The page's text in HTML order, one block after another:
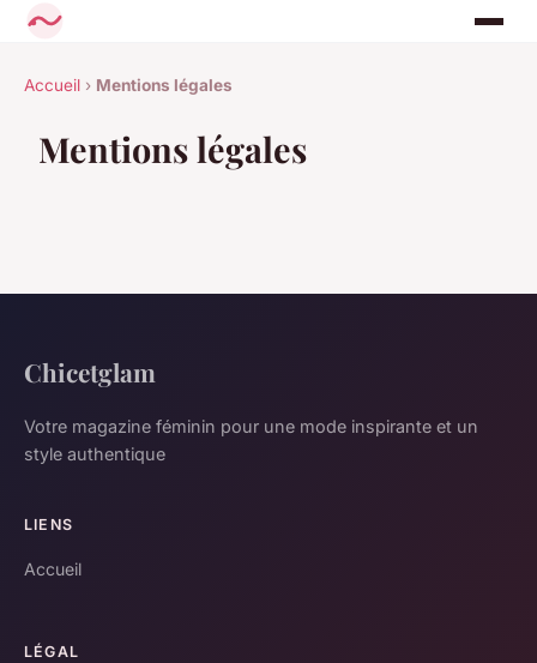
Accueil › Mentions légales
Mentions légales
Chicetglam
Votre magazine féminin pour une mode inspirante et un
style authentique
LIENS
Accueil
LÉGAL